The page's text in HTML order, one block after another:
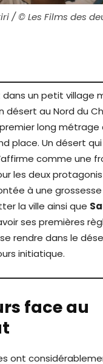
/ © Les Films des
dans un petit village
désert au Nord du
long métrage
place. Un désert
comme une
les deux
à une
la ville ainsi que
ses premières
rendre dans le
initiatique.
face au
ont